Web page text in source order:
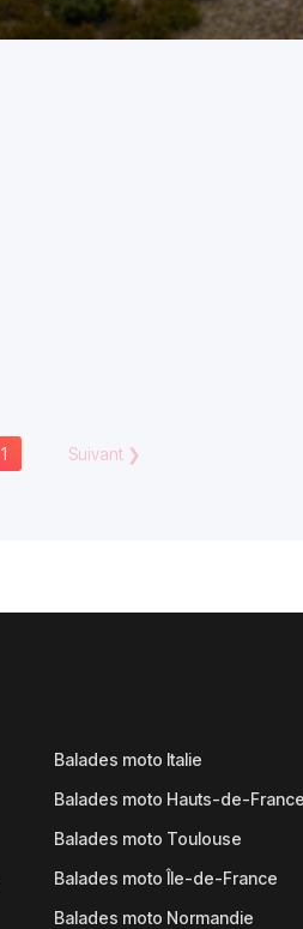
1 Suivant❯
Balades moto Italie
Balades moto Hauts-de-France
Balades moto Toulouse
Balades moto Île-de-France
Balades moto Normandie